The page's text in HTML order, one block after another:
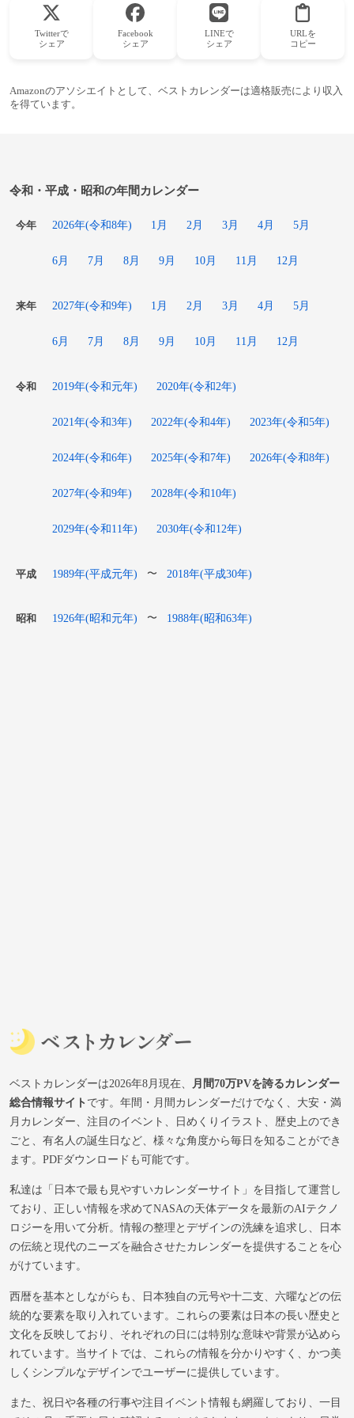
Twitterで
シェア
Facebook
シェア
LINEで
シェア
URLを
コピー
Amazonのアソシエイトとして、ベストカレンダーは適格販売により収入
を得ています。
令和・平成・昭和の年間カレンダー
今年 2026年(令和8年) 1月 2月 3月 4月 5月
6月 7月 8月 9月 10月 11月 12月
来年 2027年(令和9年) 1月 2月 3月 4月 5月
6月 7月 8月 9月 10月 11月 12月
令和 2019年(令和元年) 2020年(令和2年)
2021年(令和3年) 2022年(令和4年) 2023年(令和5年)
2024年(令和6年) 2025年(令和7年) 2026年(令和8年)
2027年(令和9年) 2028年(令和10年)
2029年(令和11年) 2030年(令和12年)
平成 1989年(平成元年) 〜 2018年(平成30年)
昭和 1926年(昭和元年) 〜 1988年(昭和63年)
ベストカレンダーは2026年8月現在、
月間70万PVを誇るカレンダー
総合情報サイトです。年間・月間カレンダーだけでなく、大安・満
月カレンダー、注目のイベント、日めくりイラスト、歴史上のでき
ごと、有名人の誕生日など、様々な角度から毎日を知ることができ
ます。PDFダウンロードも可能です。
私達は「日本で最も見やすいカレンダーサイト」を目指して運営し
ており、正しい情報を求めてNASAの天体データを最新のAIテクノ
ロジーを用いて分析。情報の整理とデザインの洗練を追求し、日本
の伝統と現代のニーズを融合させたカレンダーを提供することを心
がけています。
西暦を基本としながらも、日本独自の元号や十二支、六曜などの伝
統的な要素を取り入れています。これらの要素は日本の長い歴史と
文化を反映しており、それぞれの日には特別な意味や背景が込めら
れています。当サイトでは、これらの情報を分かりやすく、かつ美
しくシンプルなデザインでユーザーに提供しています。
また、祝日や各種の行事や注目イベント情報も網羅しており、一目